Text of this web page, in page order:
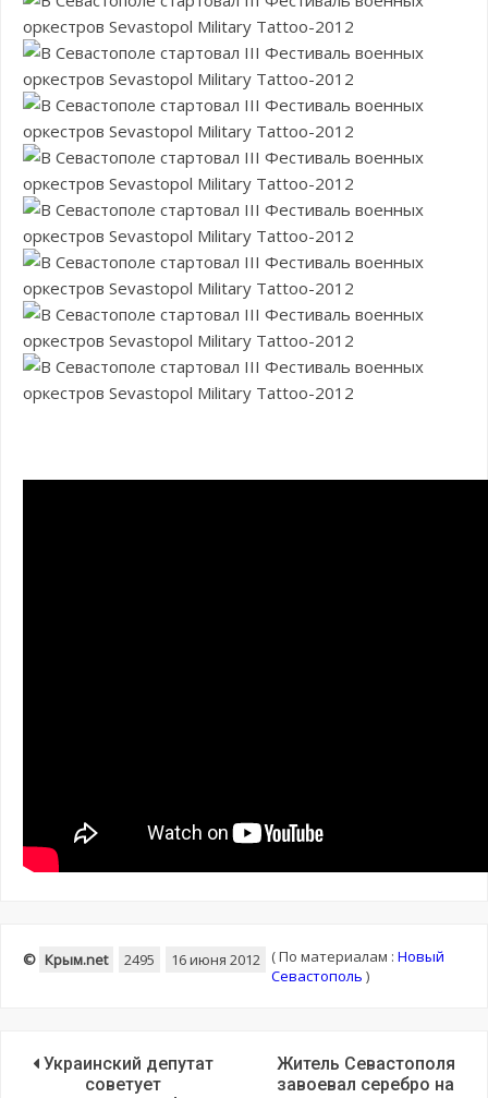
© Крым.net 2495 16 июня 2012 (По материалам : Новый
Севастополь )
Украинский депутат
советует
Житель Севастополя
завоевал серебро на